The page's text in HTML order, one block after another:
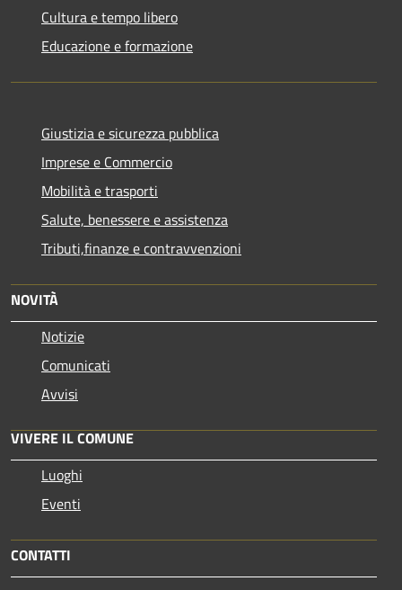
Cultura e tempo libero
Educazione e formazione
Giustizia e sicurezza pubblica
Imprese e Commercio
Mobilità e trasporti
Salute, benessere e assistenza
Tributi,finanze e contravvenzioni
NOVITÀ
Notizie
Comunicati
Avvisi
VIVERE IL COMUNE
Luoghi
Eventi
CONTATTI